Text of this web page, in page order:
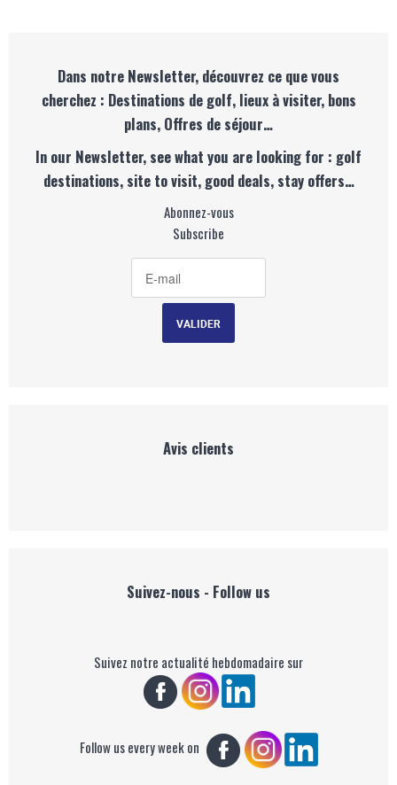
Dans notre Newsletter, découvrez ce que vous
cherchez : Destinations de golf, lieux à visiter, bons
plans, Offres de séjour…
In our Newsletter, see what you are looking for : golf
destinations, site to visit, good deals, stay offers…
Abonnez-vous
Subscribe
Avis clients
Suivez-nous - Follow us
Suivez notre actualité hebdomadaire sur
Follow us every week on